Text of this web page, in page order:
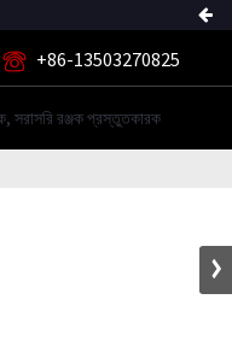
+86-13503270825